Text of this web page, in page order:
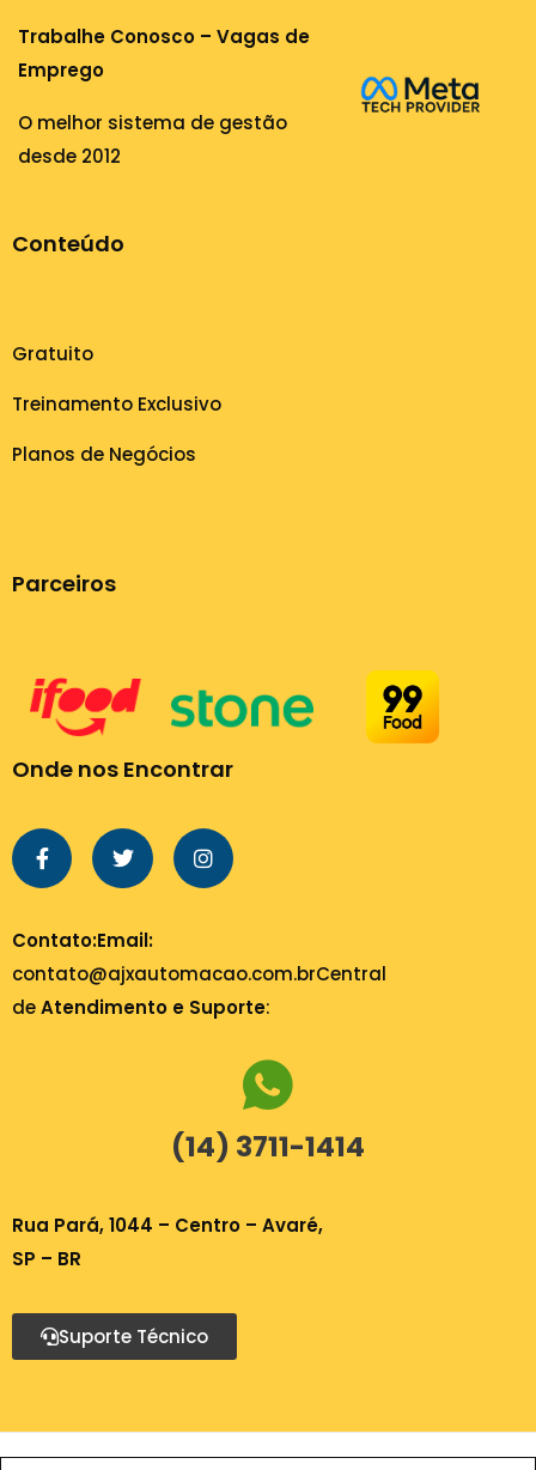
Trabalhe Conosco – Vagas de
Emprego
O melhor sistema de gestão
desde 2012
Conteúdo
Gratuito
Treinamento Exclusivo
Planos de Negócios
Parceiros
Onde nos Encontrar
Contato:Email:
contato@ajxautomacao.com.brCentral
deAtendimento e Suporte:
(14) 3711-1414
Rua Pará, 1044 – Centro – Avaré,
SP – BR
Suporte Técnico